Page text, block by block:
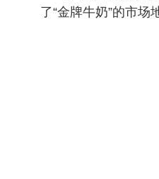
了“金牌牛奶”的市场